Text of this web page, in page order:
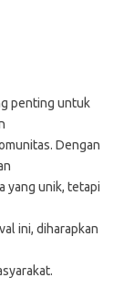
penting untuk
Dengan
yang unik, tetapi
ini, diharapkan